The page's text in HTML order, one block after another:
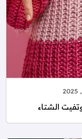
الشتاء